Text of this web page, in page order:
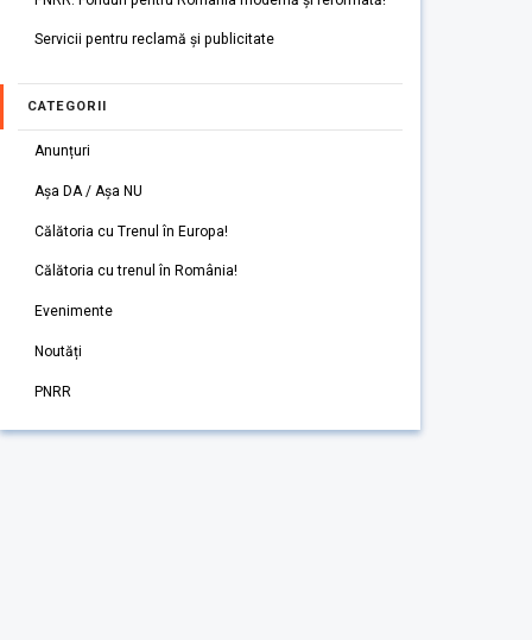
Servicii pentru reclamă și publicitate
CATEGORII
Anunțuri
Așa DA / Așa NU
Călătoria cu Trenul în Europa!
Călătoria cu trenul în România!
Evenimente
Noutăți
PNRR